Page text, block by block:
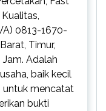
0813-1670-
Timur,
Adalah
baik kecil
untuk mencatat
bukti